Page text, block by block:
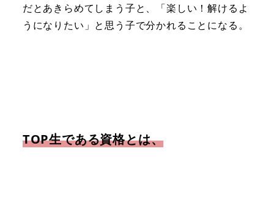
だとあきらめてしまう子と、「楽しい！解けるよ
うになりたい」と思う子で分かれることになる。
TOP生である資格とは、